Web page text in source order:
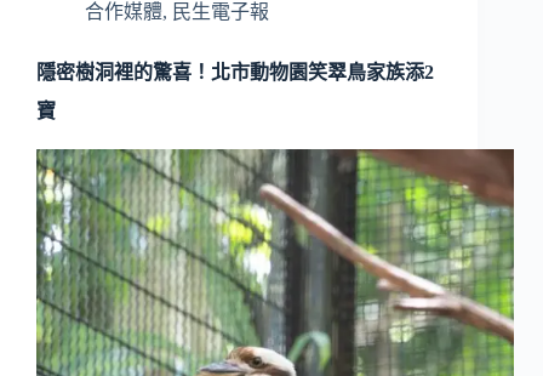
合作媒體, 民生電子報
隱密樹洞裡的驚喜！北市動物園笑翠鳥家族添2
寶